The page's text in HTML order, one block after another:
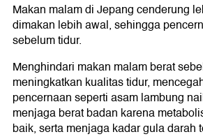
Makan malam di Jepang cenderung
dimakan lebih awal, sehingga
sebelum tidur.
Menghindari makan malam berat
meningkatkan kualitas tidur,
pencernaan seperti asam lambung
menjaga berat badan karena
baik, serta menjaga kadar gula darah